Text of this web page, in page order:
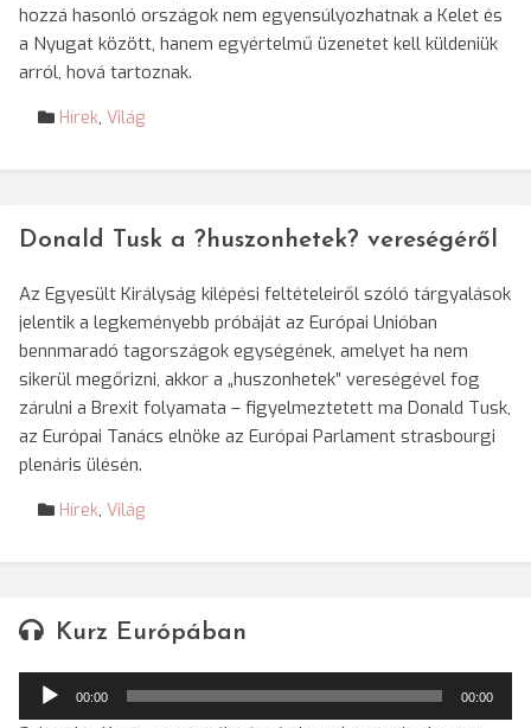
hozzá hasonló országok nem egyensúlyozhatnak a Kelet és
a Nyugat között, hanem egyértelmű üzenetet kell küldeniük
arról, hová tartoznak.
Hírek, Világ
Donald Tusk a ?huszonhetek? vereségéről
Az Egyesült Királyság kilépési feltételeiről szóló tárgyalások
jelentik a legkeményebb próbáját az Európai Unióban
bennmaradó tagországok egységének, amelyet ha nem
sikerül megőrizni, akkor a „huszonhetek” vereségével fog
zárulni a Brexit folyamata – figyelmeztetett ma Donald Tusk,
az Európai Tanács elnöke az Európai Parlament strasbourgi
plenáris ülésén.
Hírek, Világ
Kurz Európában
Audió
lejátszó
00:00 00:00